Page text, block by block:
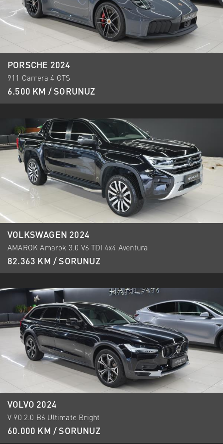
PORSCHE 2024
911 Carrera 4 GTS
6.500 KM / SORUNUZ
VOLKSWAGEN 2024
AMAROK Amarok 3.0 V6 TDI 4x4 Aventura
82.363 KM / SORUNUZ
VOLVO 2024
V 90 2.0 B6 Ultimate Bright
60.000 KM / SORUNUZ